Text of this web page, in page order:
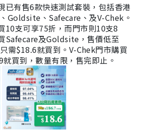
已有售6款快速測試套裝，包括香港
Goldsite、Safecare、及V-Chek。
10支可享75折，而門市則10支8
Safecare及Goldsite，售價低至
需$18.6就買到。V-Chek門市購買
買到，數量有限，售完即止。